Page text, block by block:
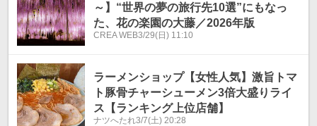
～】“世界の夢の旅行先10選”にもなっ
た、花の楽園の大藤／2026年版
CREA WEB3/29(日) 11:10
ラーメンショップ【女性人気】激旨トマ
ト豚骨チャーシューメン3倍大盛りライ
ス【ランキング上位店舗】
ナツへたれ3/7(土) 20:28